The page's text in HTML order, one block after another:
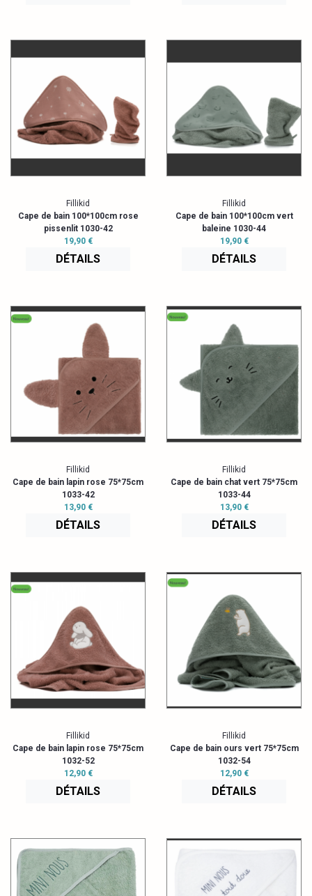
Fillikid
Cape de bain 100*100cm rose
pissenlit 1030-42
19,90 €
DÉTAILS
Fillikid
Cape de bain 100*100cm vert
baleine 1030-44
19,90 €
DÉTAILS
Fillikid
Cape de bain lapin rose 75*75cm
1033-42
13,90 €
DÉTAILS
Fillikid
Cape de bain chat vert 75*75cm
1033-44
13,90 €
DÉTAILS
Fillikid
Cape de bain lapin rose 75*75cm
1032-52
12,90 €
DÉTAILS
Fillikid
Cape de bain ours vert 75*75cm
1032-54
12,90 €
DÉTAILS